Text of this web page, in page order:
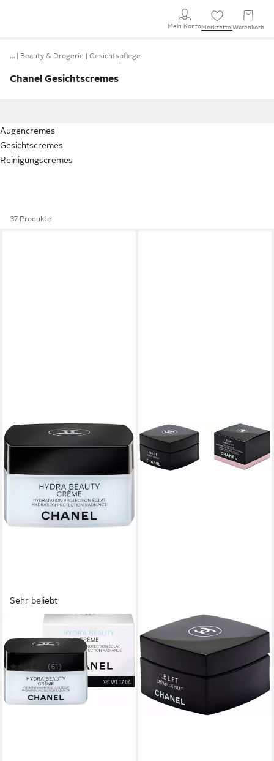
Mein KontoMerkzettel Warenkorb
… Beauty & Drogerie Gesichtspflege
Chanel Gesichtscremes
Augencremes
Gesichtscremes
Reinigungscremes
37 Produkte
Sehr beliebt
Feuchtigkeitscreme Hydra
Beauty Crème
(61)
ab 70,50 €
(1.410,00 €/ 1 l)
in 1-2 Werktagen bei dir